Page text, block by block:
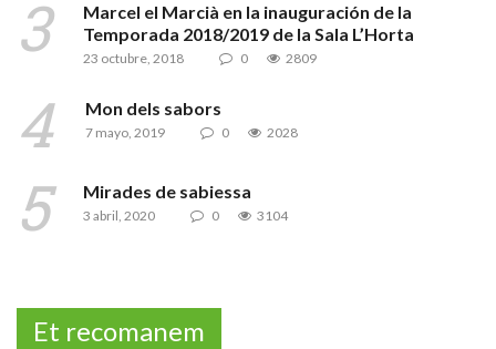
Marcel el Marcià en la inauguración de la
Temporada 2018/2019 de la Sala L’Horta
23 octubre, 2018 0 2809
Mon dels sabors
7 mayo, 2019 0 2028
Mirades de sabiessa
3 abril, 2020 0 3104
Et recomanem